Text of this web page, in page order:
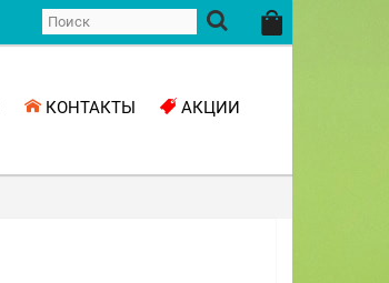
КОНТАКТЫ АКЦИИ